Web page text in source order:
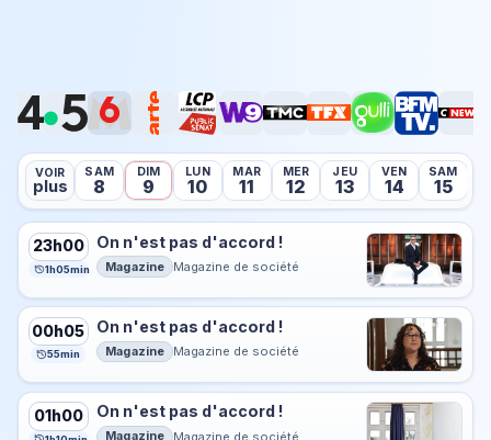
VOIR
plus
SAM
8
DIM
9
LUN
10
MAR
11
MER
12
JEU
13
VEN
14
SAM
15
23h00
1h05min
On n'est pas d'accord !
Magazine Magazine de société
00h05
55min
On n'est pas d'accord !
Magazine Magazine de société
01h00 On n'est pas d'accord !
Magazine Magazine de société